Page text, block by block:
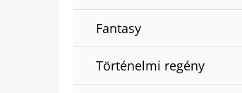
Fantasy
Történelmi regény